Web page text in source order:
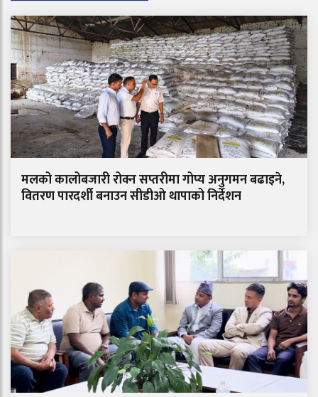
मलको कालोबजारी रोक्न सप्तरीमा गोप्य अनुगमन बढाइने,
वितरण पारदर्शी बनाउन सीडीओ थापाको निर्देशन